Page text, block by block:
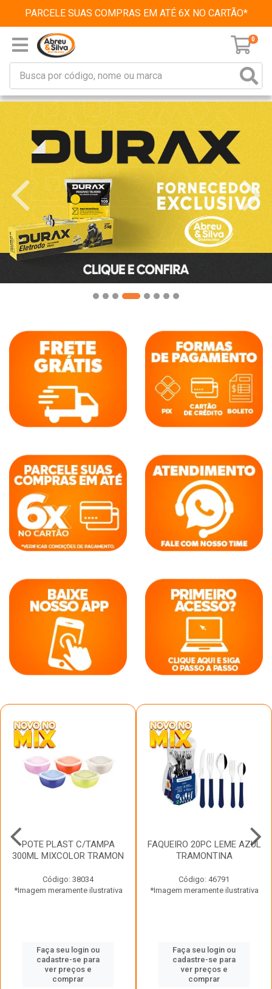
PARCELE SUAS COMPRAS EM ATÉ 6X NO CARTÃO*
0
POTE PLAST C/TAMPA
300ML MIXCOLOR TRAMON
Código: 38034
*Imagem meramente ilustrativa
Faça seu login ou
cadastre-se para
ver preços e
comprar
FAQUEIRO 20PC LEME AZUL
TRAMONTINA
Código: 46791
*Imagem meramente ilustrativa
Faça seu login ou
cadastre-se para
ver preços e
comprar